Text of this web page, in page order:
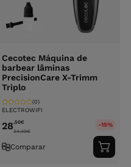
Cecotec Máquina de
barbear lâminas
PrecisionCare X-Trimm
Triplo
ELECTROWIFI
(0)
28,50€
34.49€
-15%
Comparar
ao